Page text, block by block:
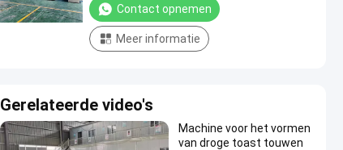
Contact opnemen
Meer informatie
Gerelateerde video's
Machine voor het vormen
van droge toast touwen